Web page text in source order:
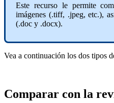
Este recurso le permite
imágenes (.tiff, .jpeg, etc.),
(.doc y .docx).
Vea a continuación los dos tipos
Comparar con la